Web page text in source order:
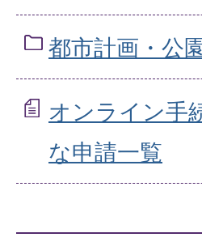
都市計画・公
オンライン手
な申請一覧